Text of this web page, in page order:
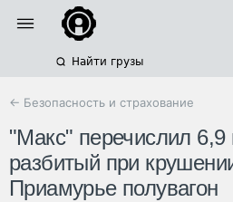
Найти грузы
← Безопасность и страхование
"Макс" перечислил 6,9
разбитый при
Приамурье полувагон